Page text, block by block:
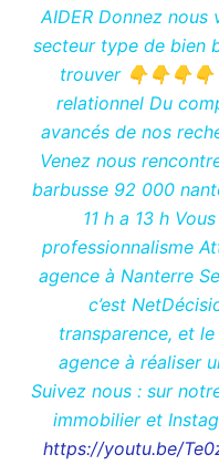
AIDER Donnez
secteur type de bien
trouver
relationnel Du
avancés de nos
Venez nous
barbusse 92 000
11 h a 13 h
professionnalisme
agence à Nanterre
c’est
transparence, et
agence à réaliser
Suivez nous : sur
immobilier et
https://youtu.be/